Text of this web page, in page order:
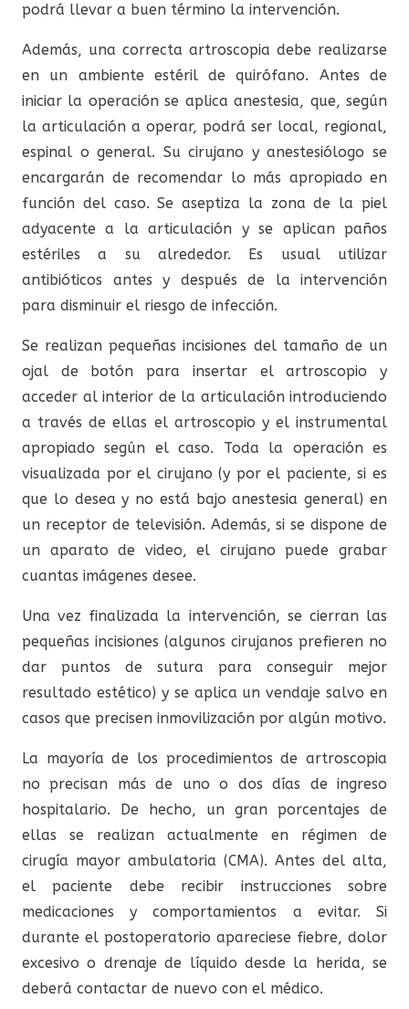
podrá llevar a buen término la intervención.
Además, una correcta artroscopia debe realizarse
en un ambiente estéril de quirófano. Antes de
iniciar la operación se aplica anestesia, que, según
la articulación a operar, podrá ser local, regional,
espinal o general. Su cirujano y anestesiólogo se
encargarán de recomendar lo más apropiado en
función del caso. Se aseptiza la zona de la piel
adyacente a la articulación y se aplican paños
estériles a su alrededor. Es usual utilizar
antibióticos antes y después de la intervención
para disminuir el riesgo de infección.
Se realizan pequeñas incisiones del tamaño de un
ojal de botón para insertar el artroscopio y
acceder al interior de la articulación introduciendo
a través de ellas el artroscopio y el instrumental
apropiado según el caso. Toda la operación es
visualizada por el cirujano (y por el paciente, si es
que lo desea y no está bajo anestesia general) en
un receptor de televisión. Además, si se dispone de
un aparato de video, el cirujano puede grabar
cuantas imágenes desee.
Una vez finalizada la intervención, se cierran las
pequeñas incisiones (algunos cirujanos prefieren no
dar puntos de sutura para conseguir mejor
resultado estético) y se aplica un vendaje salvo en
casos que precisen inmovilización por algún motivo.
La mayoría de los procedimientos de artroscopia
no precisan más de uno o dos días de ingreso
hospitalario. De hecho, un gran porcentajes de
ellas se realizan actualmente en régimen de
cirugía mayor ambulatoria (CMA). Antes del alta,
el paciente debe recibir instrucciones sobre
medicaciones y comportamientos a evitar. Si
durante el postoperatorio apareciese fiebre, dolor
excesivo o drenaje de líquido desde la herida, se
deberá contactar de nuevo con el médico.